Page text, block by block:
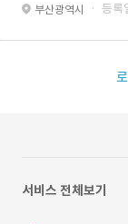
부산광역시 · 등록
서비스 전체보기